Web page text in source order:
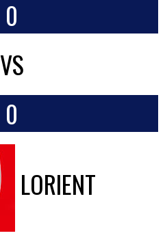
0
VS
0
LORIENT